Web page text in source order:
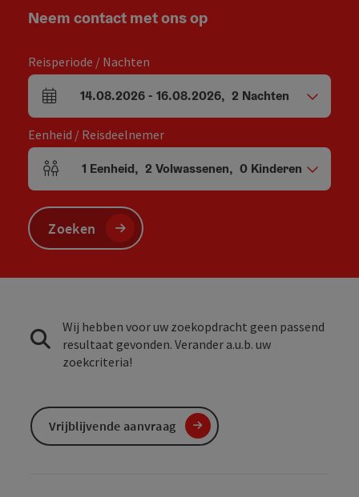
Neem contact met ons op
Reisperiode / Nachten
Velden voor aankomst en vertrek
14.08.2026- 16.08.2026, 2 Nachten
Eenheid / Reisdeelnemer
Aantal eenheden en persoonsvelden
1 Eenheid, 2 Volwassenen, 0 Kinderen
Zoeken
Wij hebben voor uw zoekopdracht geen passend
resultaat gevonden. Verander a.u.b. uw
zoekcriteria!
Vrijblijvende aanvraag